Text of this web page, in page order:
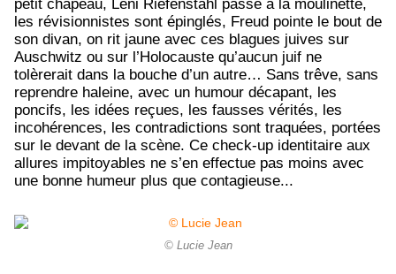
petit chapeau, Leni Riefenstahl passe à la moulinette,
les révisionnistes sont épinglés, Freud pointe le bout de
son divan, on rit jaune avec ces blagues juives sur
Auschwitz ou sur l’Holocauste qu’aucun juif ne
tolèrerait dans la bouche d’un autre… Sans trêve, sans
reprendre haleine, avec un humour décapant, les
poncifs, les idées reçues, les fausses vérités, les
incohérences, les contradictions sont traquées, portées
sur le devant de la scène. Ce check-up identitaire aux
allures impitoyables ne s’en effectue pas moins avec
une bonne humeur plus que contagieuse...
© Lucie Jean